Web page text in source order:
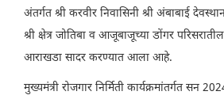
अंतर्गत श्री करवीर निवासिनी श्री अंबाबाई
श्री क्षेत्र जोतिबा व आजूबाजूच्या डोंगर
आराखडा सादर करण्यात आला आहे.
मुख्यमंत्री रोजगार निर्मिती कार्यक्रमांतर्गत सन